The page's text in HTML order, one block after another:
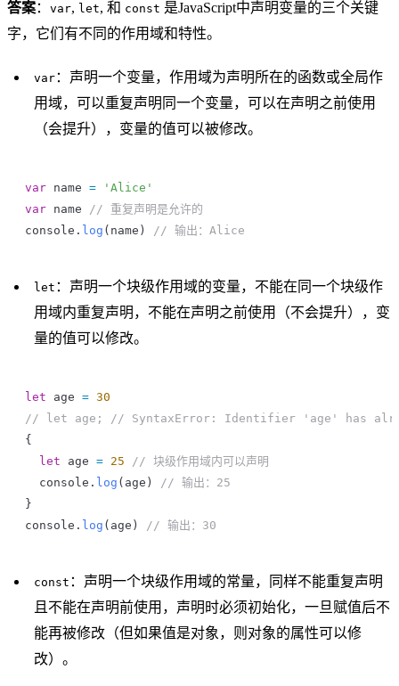
答案： var, let, 和 const 是JavaScript中声明变量的三个关键
字，它们有不同的作用域和特性。
var ：声明一个变量，作用域为声明所在的函数或全局作
用域，可以重复声明同一个变量，可以在声明之前使用
（会提升），变量的值可以被修改。
var name = 'Alice'
var name // 重复声明是允许的
console . log ( name ) // 输出：Alice
let ：声明一个块级作用域的变量，不能在同一个块级作
用域内重复声明，不能在声明之前使用（不会提升），变
量的值可以修改。
let age = 30
// let age; // SyntaxError: Identifier 'age' has
{
  let
age = 25 // 块级作用域内可以声明
  console
. log ( age )
// 输出：25
}
console . log ( age ) // 输出：30
const ：声明一个块级作用域的常量，同样不能重复声明
且不能在声明前使用，声明时必须初始化，一旦赋值后不
能再被修改（但如果值是对象，则对象的属性可以修
改）。